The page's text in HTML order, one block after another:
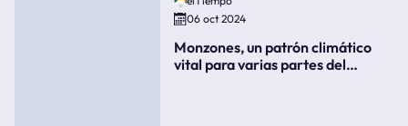
06 oct 2024
Monzones, un patrón climático
vital para varias partes del